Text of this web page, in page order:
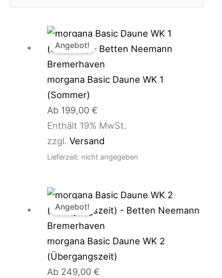
Angebot!
morgana Basic Daune WK 1
(Sommer)
Ab 199,00 €
Enthält 19% MwSt.
zzgl. Versand
Lieferzeit: nicht angegeben
Angebot!
morgana Basic Daune WK 2
(Übergangszeit)
Ab 249,00 €